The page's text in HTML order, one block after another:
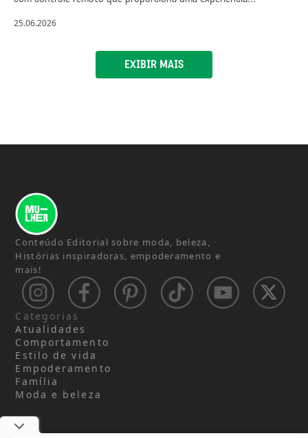
25.06.2026
EXIBIR MAIS
Conteúdo Editorial sobre moda, beleza,
Histórias inspiradoras, empoderamento e
mais!
Categorias
Atualidades
Comportamento
Estilo de vida
Empoderamento
Família
Moda e beleza